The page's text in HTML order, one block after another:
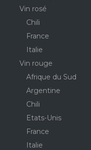
Vin rosé
Chili
France
Italie
Vin rouge
Afrique du Sud
Argentine
Chili
Etats-Unis
France
Italie